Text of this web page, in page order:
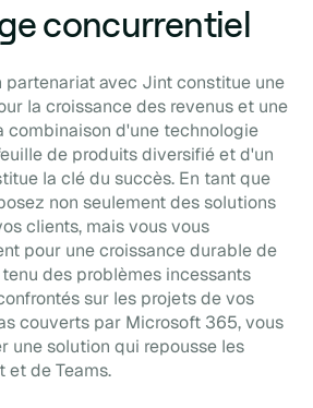
concurrentiel
partenariat avec Jint constitue une
la croissance des revenus et une
combinaison d'une technologie
de produits diversifié et d'un
la clé du succès. En tant que
non seulement des solutions
clients, mais vous vous
pour une croissance durable de
des problèmes incessants
sur les projets de vos
couverts par Microsoft 365, vous
une solution qui repousse les
et de Teams.